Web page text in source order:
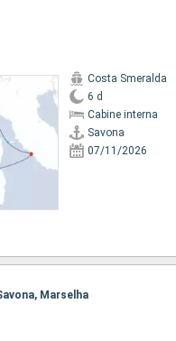
Costa Smeralda
6 d
Cabine interna
Savona
07/11/2026
Marselha